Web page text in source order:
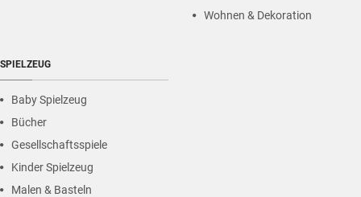
Wohnen & Dekoration
SPIELZEUG
Baby Spielzeug
Bücher
Gesellschaftsspiele
Kinder Spielzeug
Malen & Basteln